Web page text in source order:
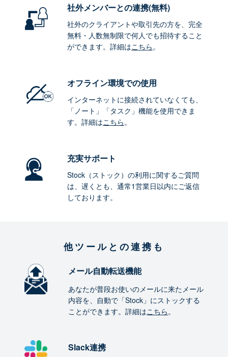
社外メンバーとの連携(無料)
社外のクライアントや取引先の方を、完全
無料・人数無制限で何人でも招待すること
ができます。詳細はこちら。
オフライン環境での使用
インターネットに接続されていなくても、
「ノート」「タスク」機能を使用できま
す。詳細はこちら。
充実サポート
Stock（ストック）の利用に関するご質問
は、遅くとも、通常1営業日以内にご返信
しております。
他ツールとの連携も
メール自動転送機能
あなたが普段お使いのメールに来たメール
内容を、自動で「Stock」にストックする
ことができます。詳細はこちら。
Slack連携